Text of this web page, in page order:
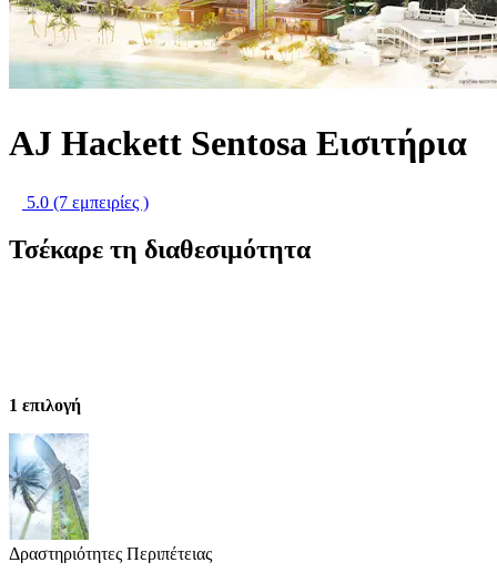
AJ Hackett Sentosa Εισιτήρια
5.0 (7 εμπειρίες )
Τσέκαρε τη διαθεσιμότητα
1 επιλογή
Δραστηριότητες Περιπέτειας